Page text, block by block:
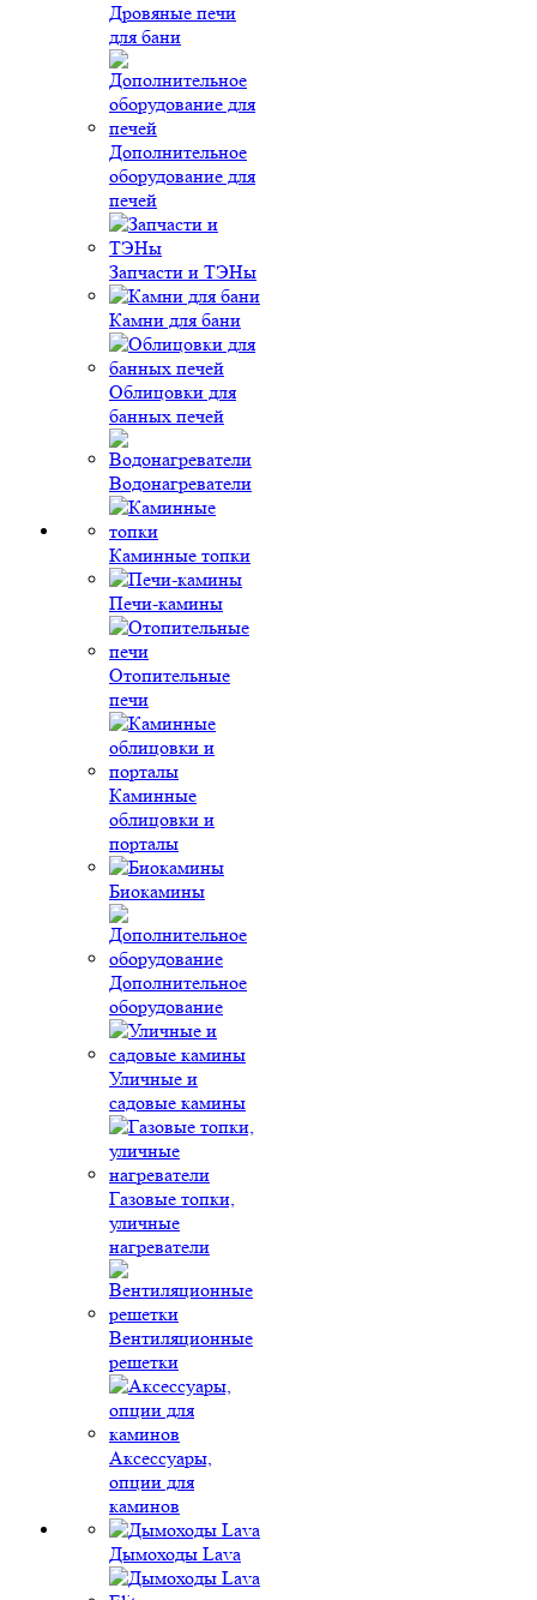
Дровяные печи
для бани
Дополнительное
оборудование для
печей
Запчасти и ТЭНы
Камни для бани
Облицовки для
банных печей
Водонагреватели
Каминные топки
Печи-камины
Отопительные
печи
Каминные
облицовки и
порталы
Биокамины
Дополнительное
оборудование
Уличные и
садовые камины
Газовые топки,
уличные
нагреватели
Вентиляционные
решетки
Аксессуары,
опции для
каминов
Дымоходы Lava